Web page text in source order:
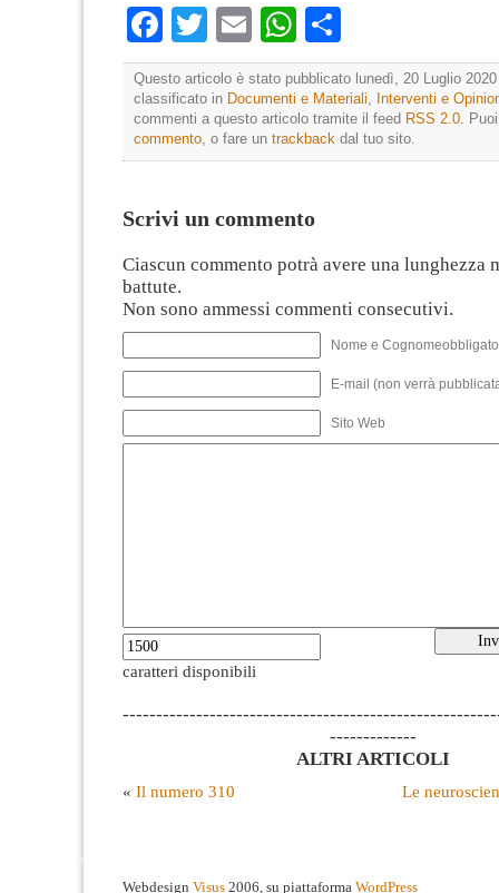
Facebook
TwitterEmailWhatsApp
Questo articolo è stato pubblicato lunedì, 20 Luglio
classificato in Documenti e Materiali
Interventi e
commenti a questo articolo tramite il feed RSS 2.0 .
commento , o fare un trackback dal tuo sito.
Scrivi un commento
Ciascun commento potrà avere una lunghezza
battute.
Non sono ammessi commenti consecutivi.
Nome e
E-mail (non verrà
Sito Web
caratteri disponibili
-------------
ALTRI ARTICOLI
« Il numero 310 Le
Webdesign Visus 2006, su piattaforma WordPress